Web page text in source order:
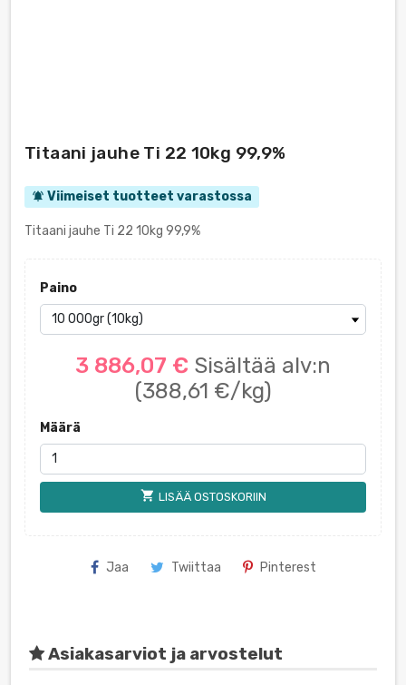
Titaani jauhe Ti 22 10kg 99,9%
notifications_active Viimeiset tuotteet varastossa
Titaani jauhe Ti 22 10kg 99,9%
Paino
3 886,07 € Sisältää alv:n
(388,61 €/kg)
Määrä
shopping_cart LISÄÄ OSTOSKORIIN
Jaa Twiittaa Pinterest
Asiakasarviot ja arvostelut